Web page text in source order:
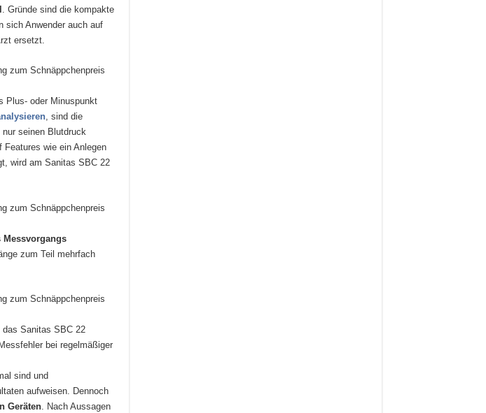
. Gründe sind die kompakte
sich Anwender auch auf
ersetzt.
Plus- oder Minuspunkt
, sind die
nur seinen Blutdruck
wie ein Anlegen
wird am Sanitas SBC 22
Messvorgangs
zum Teil mehrfach
das Sanitas SBC 22
bei regelmäßiger
sind und
aufweisen. Dennoch
Geräten. Nach Aussagen